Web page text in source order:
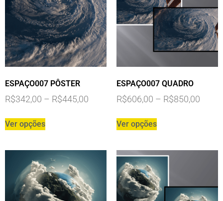
ESPAÇO007 PÔSTER
R$342,00 – R$445,00
Ver opções
ESPAÇO007 QUADRO
R$606,00 – R$850,00
Ver opções